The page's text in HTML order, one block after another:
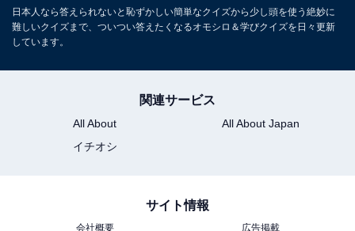
日本人なら答えられないと恥ずかしい簡単なクイズから少し頭を使う絶妙に
難しいクイズまで、ついつい答えたくなるオモシロ＆学びクイズを日々更新
しています。
関連サービス
All About
All About Japan
イチオシ
サイト情報
会社概要 広告掲載